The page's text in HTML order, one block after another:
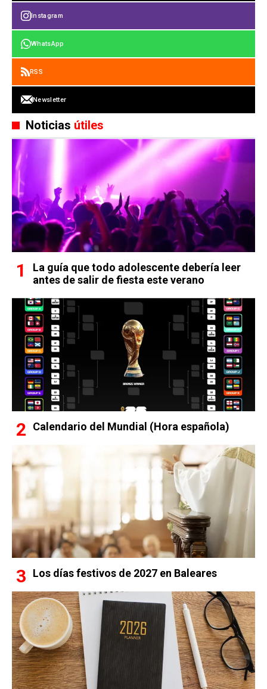
Instagram
WhatsApp
RSS
Newsletter
Noticias útiles
La guía que todo adolescente debería leer
antes de salir de fiesta este verano
Calendario del Mundial (Hora española)
Los días festivos de 2027 en Baleares